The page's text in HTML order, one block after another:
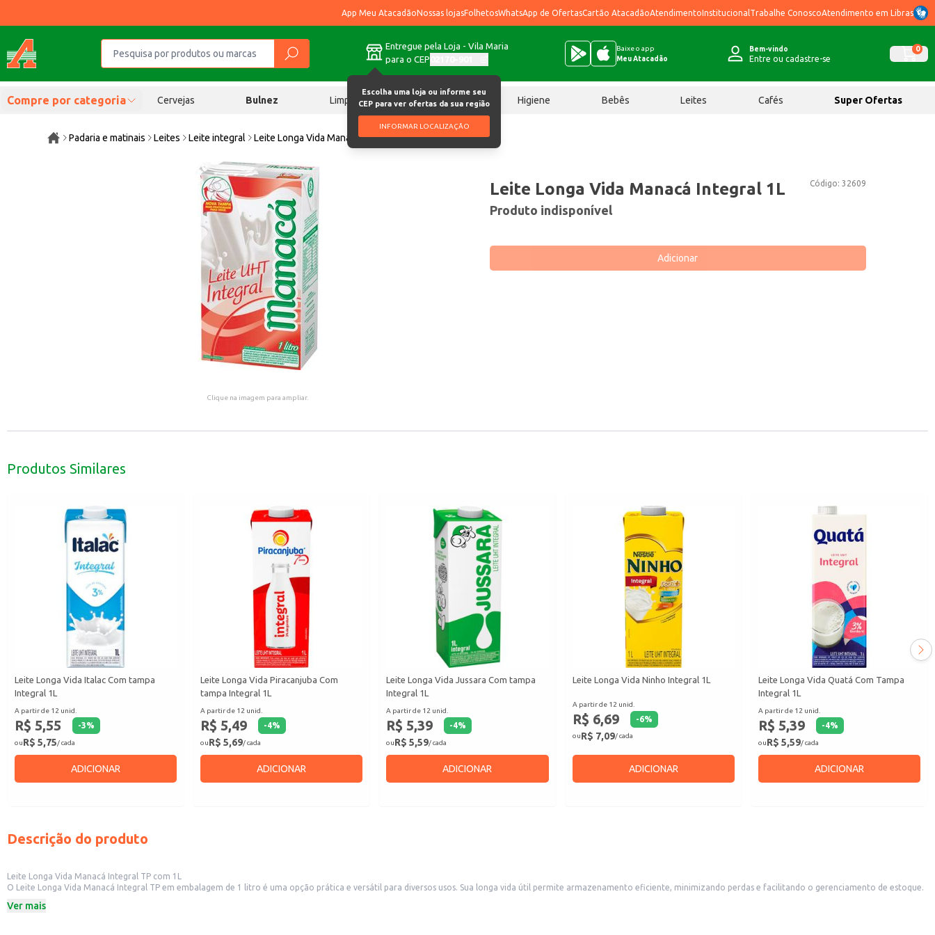
App Meu AtacadãoNossas lojasFolhetosWhatsApp de OfertasCartão AtacadãoAtendimentoInstitucional Trabalhe ConoscoAtendimento em Libras
Entregue pela Loja - Vila Maria
para o CEP
Escolha uma loja ou informe seu
CEP para ver ofertas da sua região
INFORMAR LOCALIZAÇÃO
Baixe o app
Meu Atacadão
Bem-vindo
Entre ou cadastre-se
0
Compre por categoria Cervejas Bulnez Limpeza Chocolates Higiene Bebês Leites Cafés Super Ofertas
Padaria e matinais Leites Leite integral Leite Longa Vida Manacá Integral 1L
Clique na imagem para ampliar.
Código: 32609
Leite Longa Vida Manacá Integral 1L
Produto indisponível
Adicionar
Produtos Similares
Leite Longa Vida Italac Com tampa
Integral 1L
A partir de 12 unid.
R$ 5,55 -3%
ouR$ 5,75/ cada
ADICIONAR
Leite Longa Vida Piracanjuba Com
tampa Integral 1L
A partir de 12 unid.
R$ 5,49 -4%
ouR$ 5,69/ cada
ADICIONAR
Leite Longa Vida Jussara Com tampa
Integral 1L
A partir de 12 unid.
R$ 5,39 -4%
ouR$ 5,59/ cada
ADICIONAR
Leite Longa Vida Ninho Integral 1L
A partir de 12 unid.
R$ 6,69 -6%
ouR$ 7,09/ cada
ADICIONAR
Leite Longa Vida Quatá Com Tampa
Integral 1L
A partir de 12 unid.
R$ 5,39 -4%
ouR$ 5,59/ cada
ADICIONAR
Descrição do produto
Leite Longa Vida Manacá Integral TP com 1L
O Leite Longa Vida Manacá Integral TP em embalagem de 1 litro é uma opção prática e versátil para diversos usos. Sua longa vida útil permite armazenamento eficiente, minimizando perdas e facilitando o gerenciamento de estoque.
famílias e indivíduos que buscam praticidade no dia a dia.
Ver mais